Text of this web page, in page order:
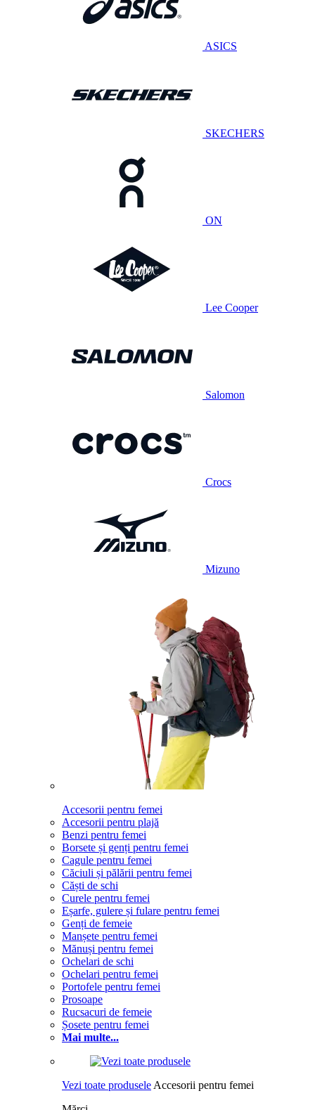
ASICS
SKECHERS
ON
Lee Cooper
Salomon
Crocs
Mizuno
Accesorii pentru femei
Accesorii pentru plajă
Benzi pentru femei
Borsete și genți pentru femei
Cagule pentru femei
Căciuli și pălării pentru femei
Căști de schi
Curele pentru femei
Eșarfe, gulere și fulare pentru femei
Genți de femeie
Manșete pentru femei
Mănuși pentru femei
Ochelari de schi
Ochelari pentru femei
Portofele pentru femei
Prosoape
Rucsacuri de femeie
Șosete pentru femei
Mai multe...
Vezi toate produsele Accesorii pentru femei